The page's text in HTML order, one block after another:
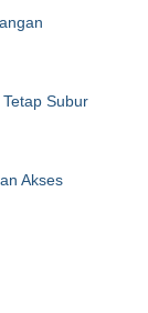
Subur
Akses